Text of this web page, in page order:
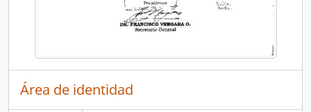
Área de identidad